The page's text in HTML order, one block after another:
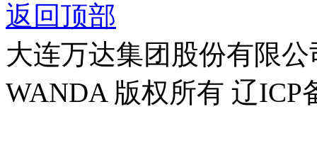
返回顶部
大连万达集团股份有限
WANDA 版权所有 辽ICP